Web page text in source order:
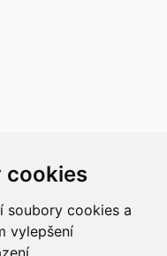
cookies
soubory cookies a
vylepšení